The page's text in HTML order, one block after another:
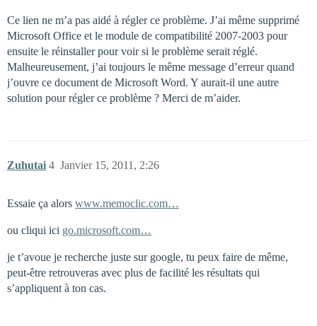
Ce lien ne m’a pas aidé à régler ce problème. J’ai même supprimé
Microsoft Office et le module de compatibilité 2007-2003 pour
ensuite le réinstaller pour voir si le problème serait réglé.
Malheureusement, j’ai toujours le même message d’erreur quand
j’ouvre ce document de Microsoft Word. Y aurait-il une autre
solution pour régler ce problème ? Merci de m’aider.
Zuhutai Janvier 15, 2011, 2:26
4
Essaie ça alors www.memoclic.com…
ou cliqui ici go.microsoft.com…
je t’avoue je recherche juste sur google, tu peux faire de même,
peut-être retrouveras avec plus de facilité les résultats qui
s’appliquent à ton cas.